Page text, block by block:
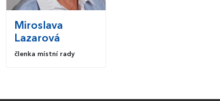
Miroslava
Lazarová
členka místní rady